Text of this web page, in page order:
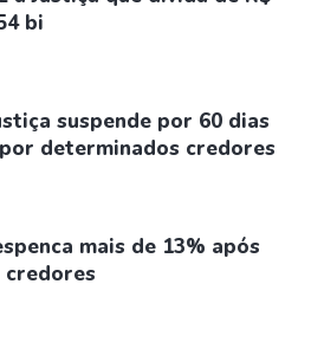
bi
suspende por 60 dias
determinados credores
mais de 13% após